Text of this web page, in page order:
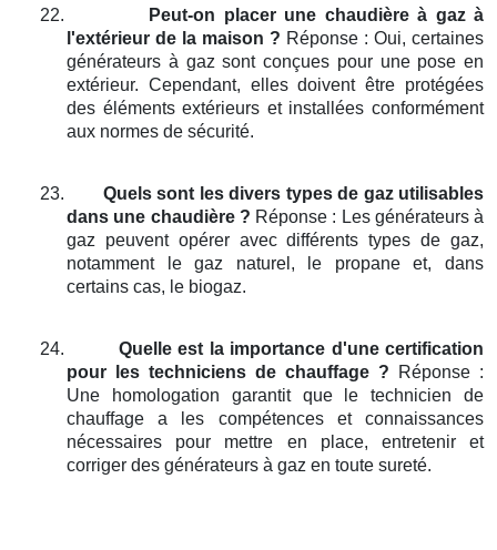
22.
Peut-on placer une chaudière à gaz à
l'extérieur de la maison ? Réponse : Oui, certaines
générateurs à gaz sont conçues pour une pose en
extérieur. Cependant, elles doivent être protégées
des éléments extérieurs et installées conformément
aux normes de sécurité.
23.
Quels sont les divers types de gaz utilisables
dans une chaudière ? Réponse : Les générateurs à
gaz peuvent opérer avec différents types de gaz,
notamment le gaz naturel, le propane et, dans
certains cas, le biogaz.
24.
Quelle est la importance d'une certification
pour les techniciens de chauffage ? Réponse :
Une homologation garantit que le technicien de
chauffage a les compétences et connaissances
nécessaires pour mettre en place, entretenir et
corriger des générateurs à gaz en toute sureté.